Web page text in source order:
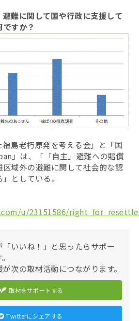
避難に関して国や行政に支援して
すか？
島老朽原発を考える会」と「国
」は、「「自主」避難への賠償
区域外の避難に関して社会的な認
としている。
u/23151586/
「いいね！」と思ったらサポー
次の取材活動につながります。
取材をサポートする
Twitterにシェアする